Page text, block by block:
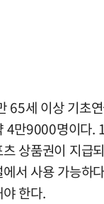
65세 이상 기초
4만9000명이다.
상품권이 지급
서 사용 가능하
한다.